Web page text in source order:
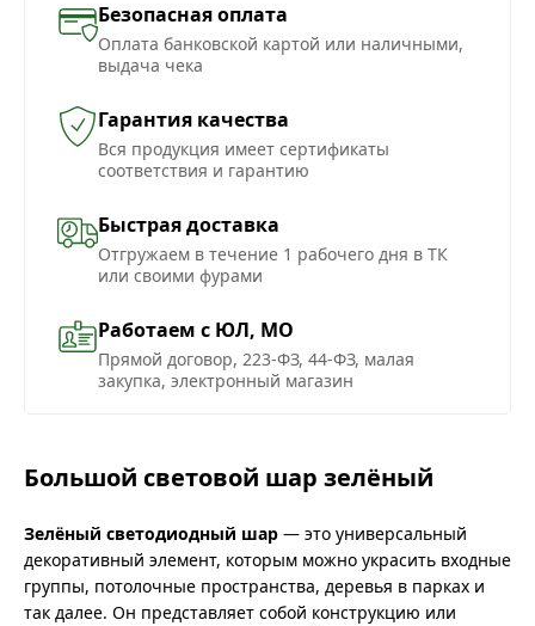
Безопасная оплата
Оплата банковской картой или наличными,
выдача чека
Гарантия качества
Вся продукция имеет сертификаты
соответствия и гарантию
Быстрая доставка
Отгружаем в течение 1 рабочего дня в ТК
или своими фурами
Работаем с ЮЛ, МО
Прямой договор, 223-ФЗ, 44-ФЗ, малая
закупка, электронный магазин
Большой световой шар зелёный
Зелёный светодиодный шар — это универсальный
декоративный элемент, которым можно украсить входные
группы, потолочные пространства, деревья в парках и
так далее. Он представляет собой конструкцию или